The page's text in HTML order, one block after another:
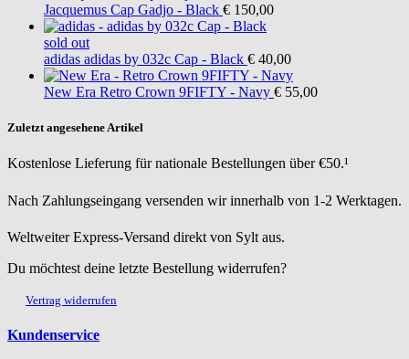
Jacquemus Cap Gadjo - Black € 150,00
sold out
adidas adidas by 032c Cap - Black € 40,00
New Era Retro Crown 9FIFTY - Navy € 55,00
Zuletzt angesehene Artikel
Kostenlose Lieferung für nationale Bestellungen über €50.¹
Nach Zahlungseingang versenden wir innerhalb von 1-2 Werktagen.
Weltweiter Express-Versand direkt von Sylt aus.
Du möchtest deine letzte Bestellung widerrufen?
Vertrag widerrufen
Kundenservice